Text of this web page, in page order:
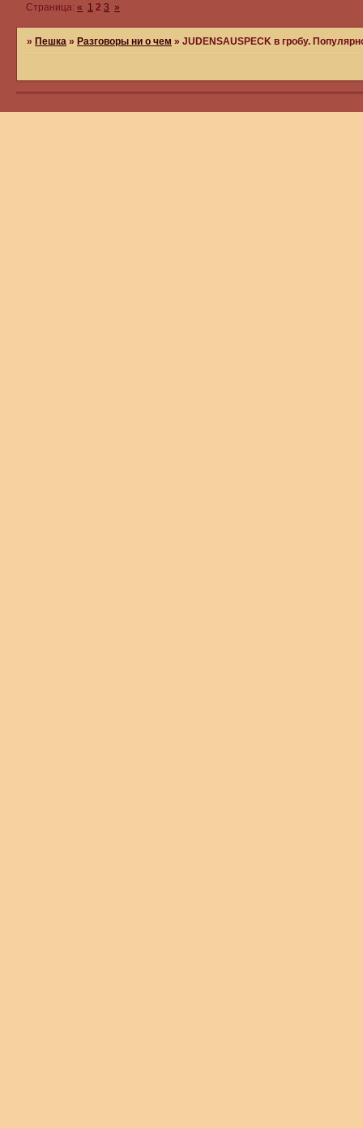
Страница:« 1 2 3 »
»Пешка »Разговоры ни о чем »JUDENSAUSPECK в гробу.